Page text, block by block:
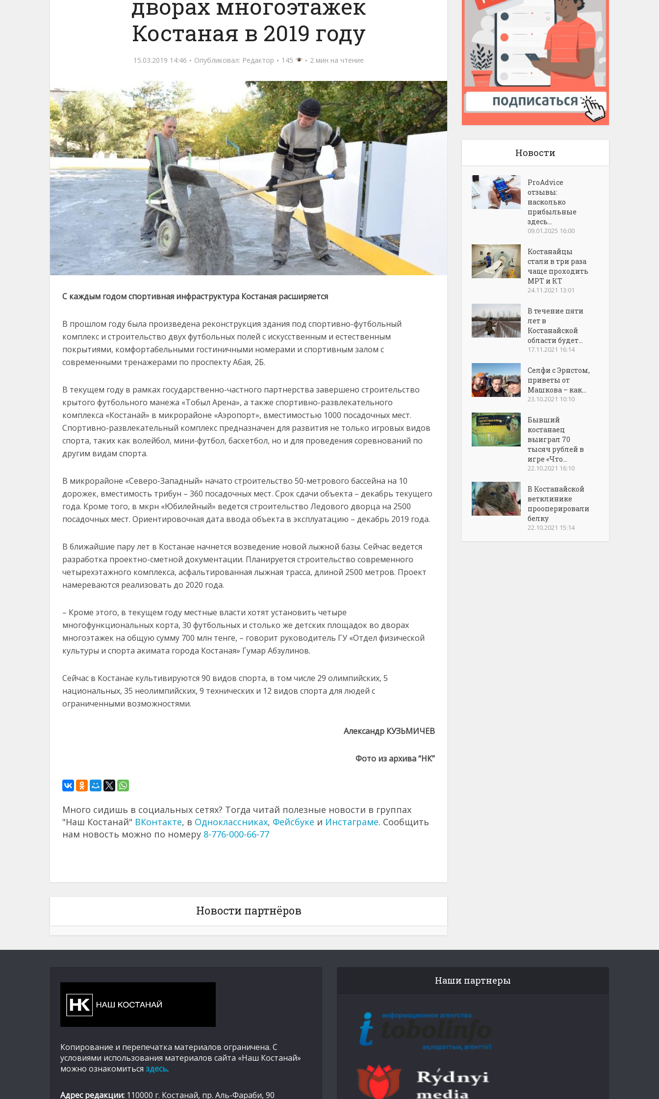
дворах многоэтажек
Костаная в 2019 году
15.03.2019 14:46 Опубликовал: Редактор 145 2 мин на чтение
С каждым годом спортивная инфраструктура Костаная расширяется
В прошлом году была произведена реконструкция здания под спортивно-футбольный
комплекс и строительство двух футбольных полей с искусственным и естественным
покрытиями, комфортабельными гостиничными номерами и спортивным залом с
современными тренажерами по проспекту Абая, 2Б.
В текущем году в рамках государственно-частного партнерства завершено строительство
крытого футбольного манежа «Тобыл Арена», а также спортивно-развлекательного
комплекса «Костанай» в микрорайоне «Аэропорт», вместимостью 1000 посадочных мест.
Спортивно-развлекательный комплекс предназначен для развития не только игровых видов
спорта, таких как волейбол, мини-футбол, баскетбол, но и для проведения соревнований по
другим видам спорта.
В микрорайоне «Северо-Западный» начато строительство 50-метрового бассейна на 10
дорожек, вместимость трибун – 360 посадочных мест. Срок сдачи объекта – декабрь текущего
года. Кроме того, в мкрн «Юбилейный» ведется строительство Ледового дворца на 2500
посадочных мест. Ориентировочная дата ввода объекта в эксплуатацию – декабрь 2019 года.
В ближайшие пару лет в Костанае начнется возведение новой лыжной базы. Сейчас ведется
разработка проектно-сметной документации. Планируется строительство современного
четырехэтажного комплекса, асфальтированная лыжная трасса, длиной 2500 метров. Проект
намереваются реализовать до 2020 года.
– Кроме этого, в текущем году местные власти хотят установить четыре
многофункциональных корта, 30 футбольных и столько же детских площадок во дворах
многоэтажек на общую сумму 700 млн тенге, – говорит руководитель ГУ «Отдел физической
культуры и спорта акимата города Костаная» Гумар Абзулинов.
Сейчас в Костанае культивируются 90 видов спорта, в том числе 29 олимпийских, 5
национальных, 35 неолимпийских, 9 технических и 12 видов спорта для людей с
ограниченными возможностями.
Александр КУЗЬМИЧЕВ
Фото из архива “НК”
Много сидишь в социальных сетях? Тогда читай полезные новости в группах
"Наш Костанай" ВКонтакте, в Одноклассниках, Фейсбуке и Инстаграме. Сообщить
нам новость можно по номеру 8-776-000-66-77
Новости партнёров
Новости
ProAdvice
отзывы:
насколько
прибыльные
здесь...
09.01.2025 16:00
Костанайцы
стали в три раза
чаще проходить
МРТ и КТ
24.11.2021 13:01
В течение пяти
лет в
Костанайской
области будет...
17.11.2021 16:14
Селфи с Эрнстом,
приветы от
Машкова – как...
23.10.2021 10:10
Бывший
костанаец
выиграл 70
тысяч рублей в
игре «Что...
22.10.2021 16:10
В Костанайской
ветклинике
прооперировали
белку
22.10.2021 15:14
Копирование и перепечатка материалов ограничена. С
условиями использования материалов сайта «Наш Костанай»
можно ознакомиться здесь.
Адрес редакции: 110000 г. Костанай, пр. Аль-Фараби, 90
Наши партнеры